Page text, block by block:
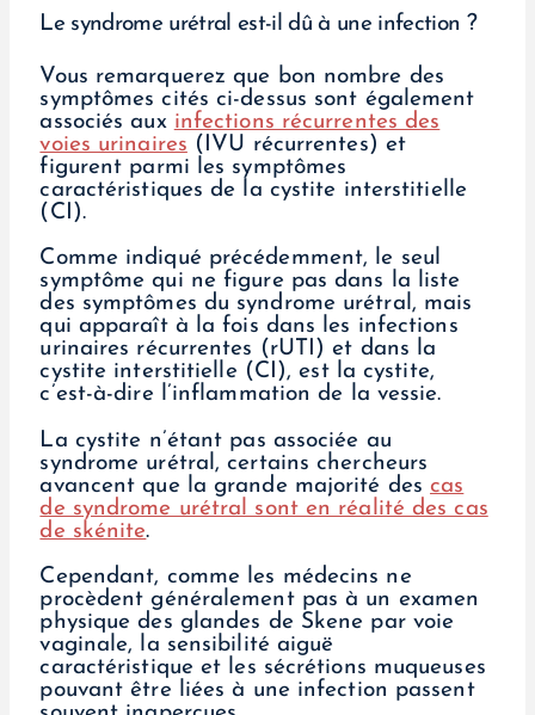
Le syndrome urétral est-il dû à une infection ?
Vous remarquerez que bon nombre des
symptômes cités ci-dessus sont également
associés aux infections récurrentes des
voies urinaires (IVU récurrentes) et
figurent parmi les symptômes
caractéristiques de la cystite interstitielle
(CI).
Comme indiqué précédemment, le seul
symptôme qui ne figure pas dans la liste
des symptômes du syndrome urétral, mais
qui apparaît à la fois dans les infections
urinaires récurrentes (rUTI) et dans la
cystite interstitielle (CI), est la cystite,
c’est-à-dire l’inflammation de la vessie.
La cystite n’étant pas associée au
syndrome urétral, certains chercheurs
avancent que la grande majorité des cas
de syndrome urétral sont en réalité des cas
de skénite.
Cependant, comme les médecins ne
procèdent généralement pas à un examen
physique des glandes de Skene par voie
vaginale, la sensibilité aiguë
caractéristique et les sécrétions muqueuses
pouvant être liées à une infection passent